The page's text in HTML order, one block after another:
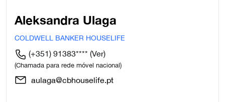
Aleksandra Ulaga
COLDWELL BANKER HOUSELIFE
(+351) 91383**** (Ver)
(Chamada para rede móvel nacional)
aulaga@cbhouselife.pt